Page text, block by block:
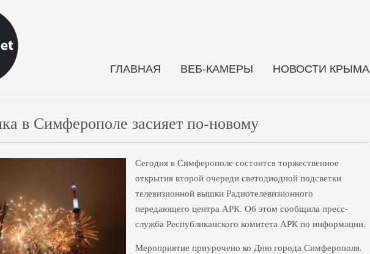
ГЛАВНАЯ ВЕБ-КАМЕРЫ НОВОСТИ КРЫМА
в Симферополе засияет по-новому
Сегодня в Симферополе состоится торжественное
открытия второй очереди светодиодной подсветки
телевизионной вышки Радиотелевизионного
передающего центра АРК. Об этом сообщила пресс-
служба Республиканского комитета АРК по информации.
Мероприятие приурочено ко Дню города Симферополя.